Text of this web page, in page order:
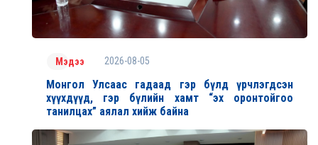
Мэдээ 2026-08-05
Монгол Улсаас гадаад гэр бүлд үрчлэгдсэн
хүүхдүүд, гэр бүлийн хамт “эх оронтойгоо
танилцах” аялал хийж байна